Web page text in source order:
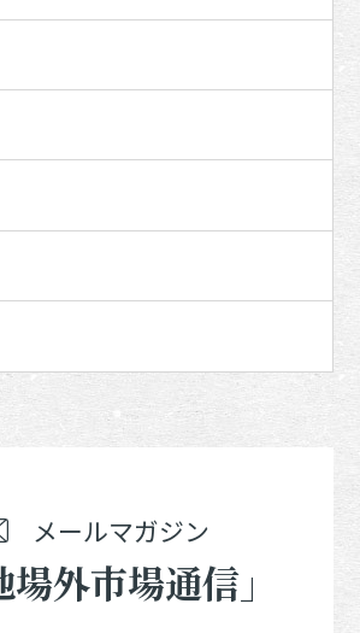
メールマガジン
場外市場通信」